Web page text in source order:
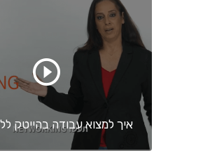
איך למצוא עבודה בהייטק